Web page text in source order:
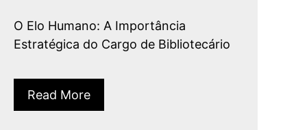
O Elo Humano: A Importância
Estratégica do Cargo de Bibliotecário
Read More